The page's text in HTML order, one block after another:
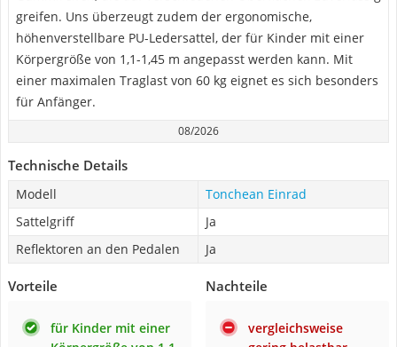
greifen. Uns überzeugt zudem der ergonomische,
höhenverstellbare PU-Ledersattel, der für Kinder mit einer
Körpergröße von 1,1-1,45 m angepasst werden kann. Mit
einer maximalen Traglast von 60 kg eignet es sich besonders
für Anfänger.
08/2026
Technische Details
Modell
Tonchean Einrad
Sattelgriff
Ja
Reflektoren an den Pedalen
Ja
Vorteile
für Kinder mit einer
Nachteile
vergleichsweise